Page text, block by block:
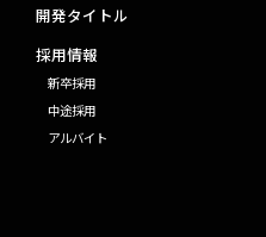
開発タイトル
採用情報
新卒採用
中途採用
アルバイト